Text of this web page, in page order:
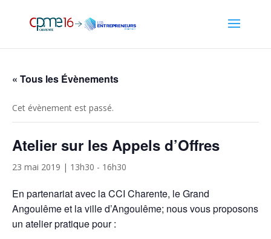
« Tous les Évènements
Cet évènement est passé.
Atelier sur les Appels d’Offres
23 mai 2019 | 13h30 - 16h30
En partenariat avec la CCI Charente, le Grand
Angoulême et la ville d’Angoulême; nous vous proposons
un atelier pratique pour :